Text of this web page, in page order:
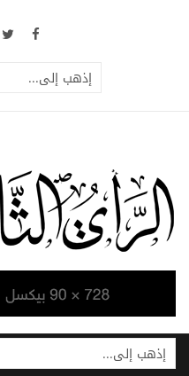
إذهب إلى...
إذهب إلى...